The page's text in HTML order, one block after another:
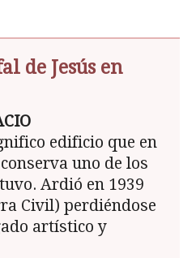
de Jesús en
edificio que en
uno de los
Ardió en 1939
Civil) perdiéndose
artístico y